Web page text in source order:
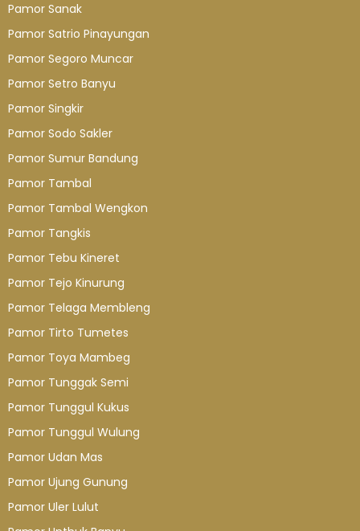
Pamor Sanak
Pamor Satrio Pinayungan
Pamor Segoro Muncar
Pamor Setro Banyu
Pamor Singkir
Pamor Sodo Sakler
Pamor Sumur Bandung
Pamor Tambal
Pamor Tambal Wengkon
Pamor Tangkis
Pamor Tebu Kineret
Pamor Tejo Kinurung
Pamor Telaga Membleng
Pamor Tirto Tumetes
Pamor Toya Mambeg
Pamor Tunggak Semi
Pamor Tunggul Kukus
Pamor Tunggul Wulung
Pamor Udan Mas
Pamor Ujung Gunung
Pamor Uler Lulut